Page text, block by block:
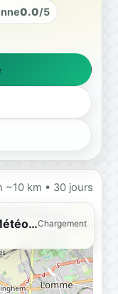
0.0/5
~10 km • 30 jours
Chargement